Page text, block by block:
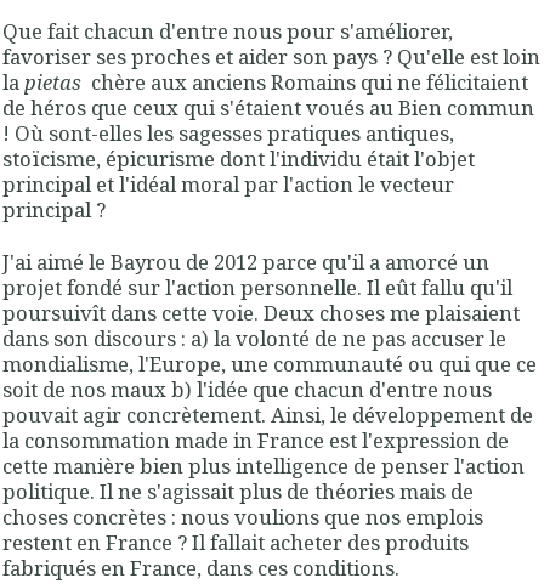
Que fait chacun d'entre nous pour s'améliorer,
favoriser ses proches et aider son pays ? Qu'elle est loin
lapietas chère aux anciens Romains qui ne félicitaient
de héros que ceux qui s'étaient voués au Bien commun
! Où sont-elles les sagesses pratiques antiques,
stoïcisme, épicurisme dont l'individu était l'objet
principal et l'idéal moral par l'action le vecteur
principal ?
J'ai aimé le Bayrou de 2012 parce qu'il a amorcé un
projet fondé sur l'action personnelle. Il eût fallu qu'il
poursuivît dans cette voie. Deux choses me plaisaient
dans son discours : a) la volonté de ne pas accuser le
mondialisme, l'Europe, une communauté ou qui que ce
soit de nos maux b) l'idée que chacun d'entre nous
pouvait agir concrètement. Ainsi, le développement de
la consommation made in France est l'expression de
cette manière bien plus intelligence de penser l'action
politique. Il ne s'agissait plus de théories mais de
choses concrètes : nous voulions que nos emplois
restent en France ? Il fallait acheter des produits
fabriqués en France, dans ces conditions.